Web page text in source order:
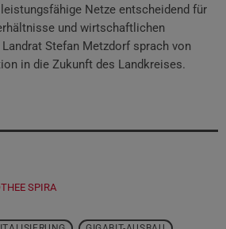
Netze entscheidend für
und wirtschaftlichen
Stefan Metzdorf sprach von
in die Zukunft des Landkreises.
SPIRA